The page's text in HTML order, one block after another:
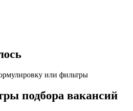
или фильтры
подбора вакансий